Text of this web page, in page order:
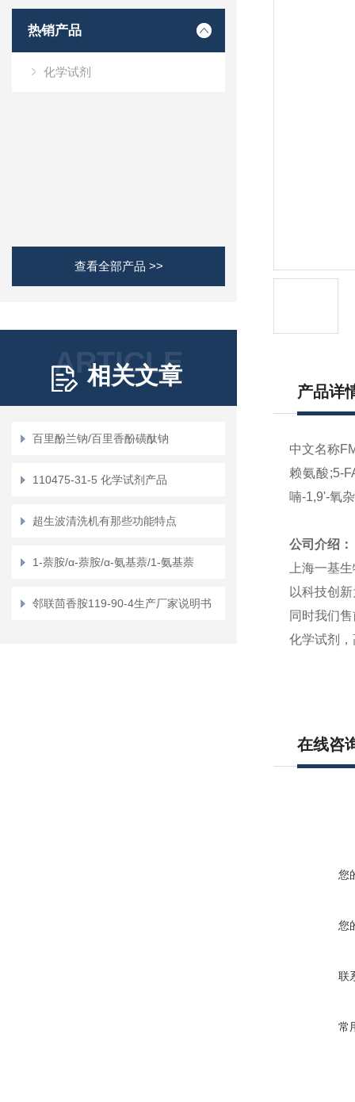
热销产品
化学试剂
查看全部产品 >>
ARTICLE
相关文章
百里酚兰钠/百里香酚磺酞钠
110475-31-5 化学试剂产品
超生波清洗机有那些功能特点
1-萘胺/α-萘胺/α-氨基萘/1-氨基萘
邻联茴香胺119-90-4生产厂家说明书
产品详
中文名称
赖氨酸;5-
喃-1,9'-氧
公司介绍：
上海一基
以科技创
同时我们售
化学试剂
在线咨
您
您
联
常